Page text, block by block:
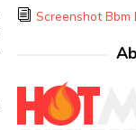
Screenshot Bbm